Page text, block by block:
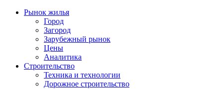
Рынок жилья
Город
Загород
Зарубежный рынок
Цены
Аналитика
Строительство
Техника и технологии
Дорожное строительство